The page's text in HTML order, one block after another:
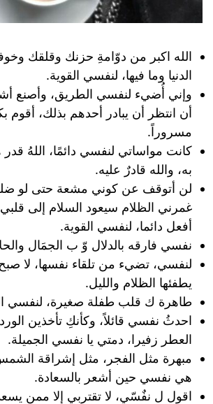
الله اكبر من دوّامةِ حزنك وقلقك
الدنيا وما فيها، لنفسي القوية.
وإني أُضيء لنفسي الطريق، وأصنع
أن انتظر أن يبادر أحدهم بذلك،
مسروراً.
كانت مواساتي لنفسي دائمًا، اللهُ قدر
به، والله قادرٌ عليه.
لن أتوقف عن كوني مشعة حتى لو
غمرني الظلام سيعود السلام إلى
أفعل دائما، لنفسي القوية.
نفسي فارقه بالدلال وّ ب الجمَال
لنفسي، تضيء من تلقاء نفسها، لا
يطفئها الظلام والليل.
طاهرة ك قلب طفلة صغيرة، لنفسي
احدثُ نفسي قائلاً، ‏وكأنكِ تأخذين
العطر زفيرا، دمتي يا نفسي الجميلة.
مبهرة مثل الفجر، مثل إشراقة
هي نفسي حين أشعر بالسعادة.
اقول ل نفٌسّيِ، ‏لا تقتربي إلا ممن